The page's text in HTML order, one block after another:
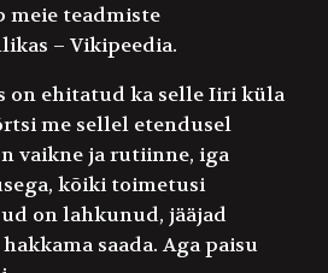
meie teadmiste
– Vikipeedia.
on ehitatud ka selle Iiri küla
me sellel etendusel
vaikne ja rutiinne, iga
kõiki toimetusi
on lahkunud, jääjad
saada. Aga paisu